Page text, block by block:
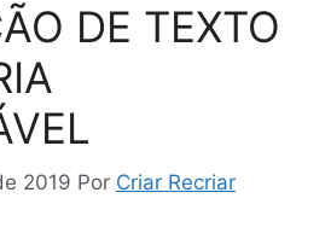
DE TEXTO
2019 Por Criar Recriar